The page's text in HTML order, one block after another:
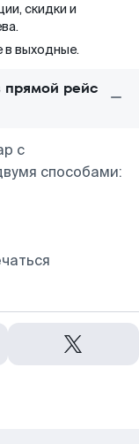
скидки и
в выходные.
рейс
с
способами: